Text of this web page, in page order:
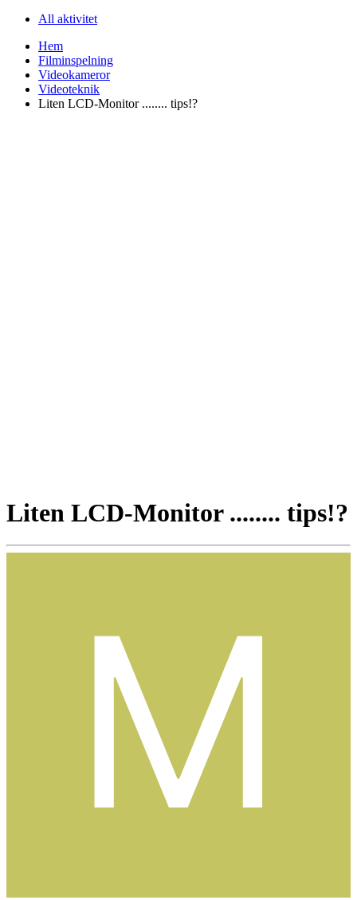
All aktivitet
Hem
Filminspelning
Videokameror
Videoteknik
Liten LCD-Monitor ........ tips!?
Liten LCD-Monitor ........ tips!?